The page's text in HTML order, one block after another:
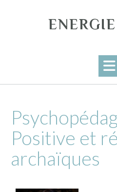
Positive et
archaïques